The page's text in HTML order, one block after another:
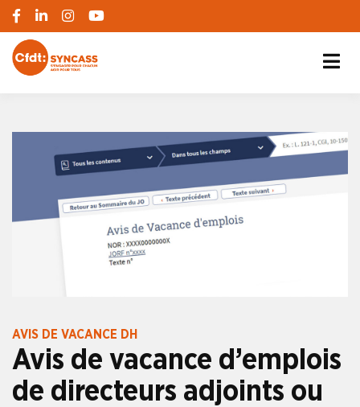
AVIS DE VACANCE DH
Avis de vacance d’emplois
de directeurs adjoints ou